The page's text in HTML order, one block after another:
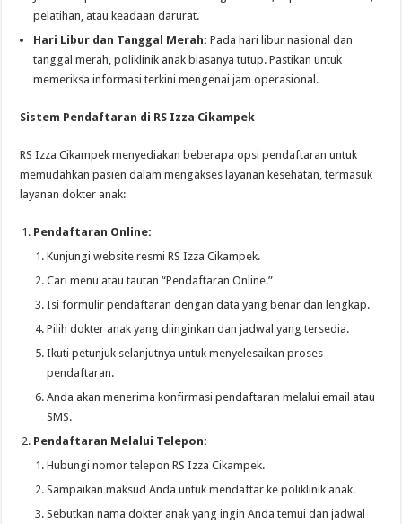
pelatihan, atau keadaan darurat.
Hari Libur dan Tanggal Merah: Pada hari libur nasional dan
tanggal merah, poliklinik anak biasanya tutup. Pastikan untuk
memeriksa informasi terkini mengenai jam operasional.
Sistem Pendaftaran di RS Izza Cikampek
RS Izza Cikampek menyediakan beberapa opsi pendaftaran untuk
memudahkan pasien dalam mengakses layanan kesehatan, termasuk
layanan dokter anak:
Pendaftaran Online:
Kunjungi website resmi RS Izza Cikampek.
Cari menu atau tautan “Pendaftaran Online.”
Isi formulir pendaftaran dengan data yang benar dan lengkap.
Pilih dokter anak yang diinginkan dan jadwal yang tersedia.
Ikuti petunjuk selanjutnya untuk menyelesaikan proses
pendaftaran.
Anda akan menerima konfirmasi pendaftaran melalui email atau
SMS.
Pendaftaran Melalui Telepon:
Hubungi nomor telepon RS Izza Cikampek.
Sampaikan maksud Anda untuk mendaftar ke poliklinik anak.
Sebutkan nama dokter anak yang ingin Anda temui dan jadwal